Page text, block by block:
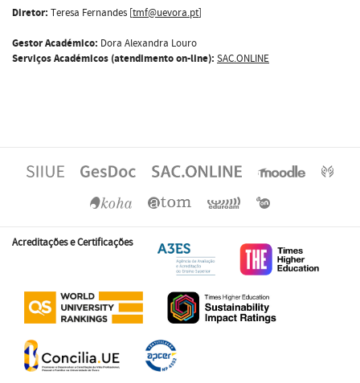
Diretor: Teresa Fernandes [tmf@uevora.pt]
Gestor Académico: Dora Alexandra Louro
Serviços Académicos (atendimento on-line): SAC.ONLINE
Acreditações e Certificações